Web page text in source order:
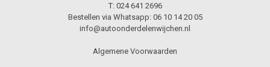
T: 024 641 2696
Bestellen via Whatsapp: 06 10 14 20 05
info@autoonderdelenwijchen.nl
Algemene Voorwaarden